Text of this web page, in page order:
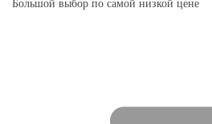
Большой выбор по самой низкой цене